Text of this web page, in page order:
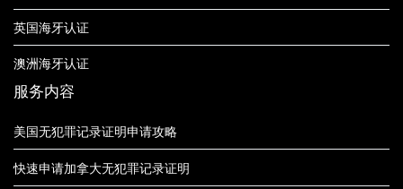
英国海牙认证
澳洲海牙认证
服务内容
美国无犯罪记录证明申请攻略
快速申请加拿大无犯罪记录证明